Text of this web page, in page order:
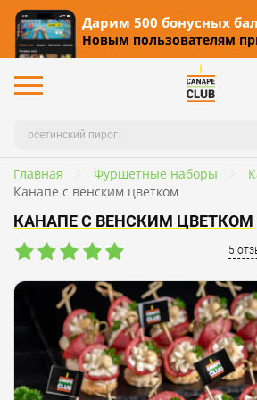
Дарим 500 бонусных
Новым пользователям
Главная Фуршетные наборы
Канапе с венским цветком
КАНАПЕ С ВЕНСКИМ ЦВЕТКОМ
5